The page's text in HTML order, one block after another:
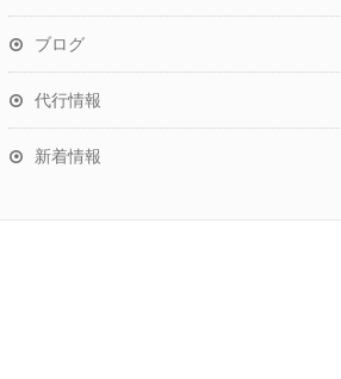
ブログ
代行情報
新着情報